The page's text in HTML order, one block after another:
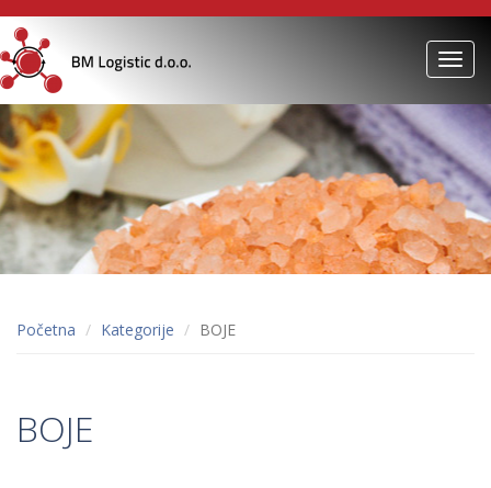
Početna Kategorije BOJE
BOJE